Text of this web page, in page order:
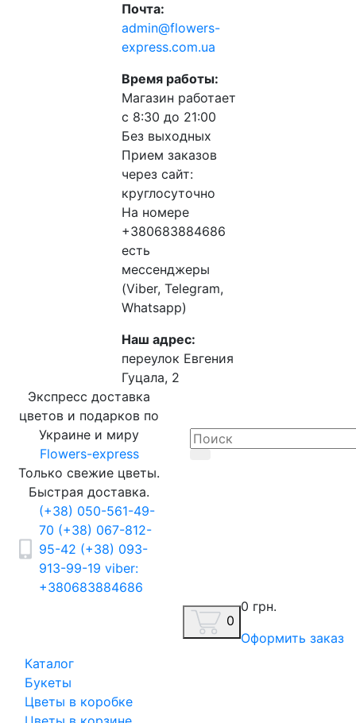
Почта:
admin@flowers-
express.com.ua
Время работы:
Магазин работает
с 8:30 до 21:00
Без выходных
Прием заказов
через сайт:
круглосуточно
На номере
+380683884686
есть
мессенджеры
(Viber, Telegram,
Whatsapp)
Наш адрес:
переулок Евгения
Гуцала, 2
Экспресс доставка
цветов и подарков по
Украине и миру
Flowers-express
Только свежие цветы.
Быстрая доставка.
(+38) 050-561-49-
70 (+38) 067-812-
95-42 (+38) 093-
913-99-19 viber:
+380683884686
0
0 грн.
Оформить заказ
Каталог
Букеты
Цветы в коробке